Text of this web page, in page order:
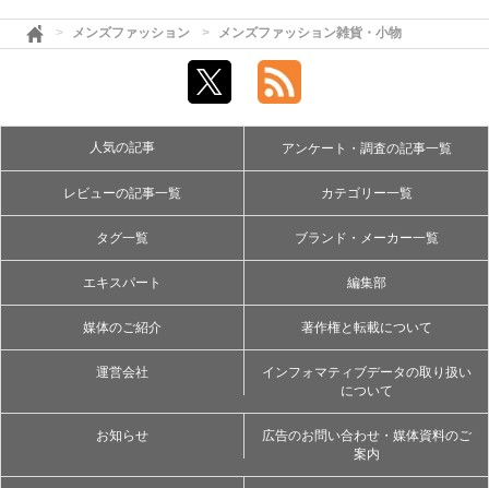
メンズファッション メンズファッション雑貨・小物
人気の記事 アンケート・調査の記事一覧
レビューの記事一覧 カテゴリー一覧
タグ一覧 ブランド・メーカー一覧
エキスパート 編集部
媒体のご紹介 著作権と転載について
運営会社
インフォマティブデータの取り扱い
について
お知らせ
広告のお問い合わせ・媒体資料のご
案内